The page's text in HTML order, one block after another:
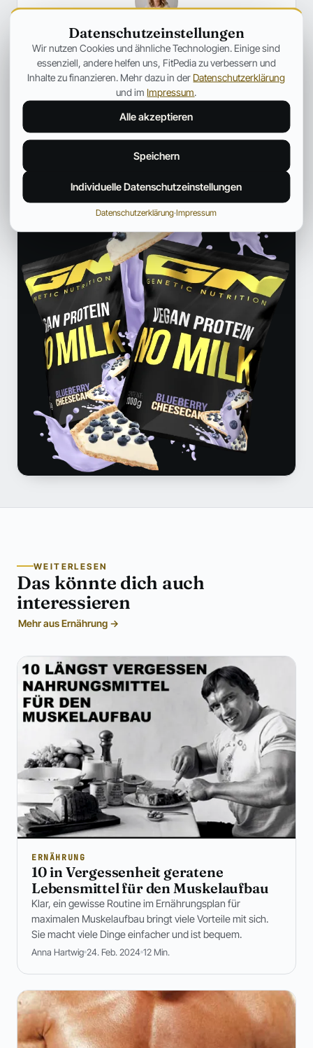
Anna Hartwig
HEILPRAKTIKERIN FÜR FRAUENGESUNDHEIT
Heilpraktikerin mit Schwerpunkt auf ganzheitlicher
Frauengesundheit und hormoneller Balance. Begleitet Frauen
dabei, ihr Wohlbefinden mit natürlichen, individuellen und
fundierten Ansätzen nachhaltig zu verbessern.
Profil und weitere Beiträge →
WEITERLESEN
Das könnte dich auch
interessieren
Mehr aus Ernährung →
ERNÄHRUNG
10 in Vergessenheit geratene
Lebensmittel für den Muskelaufbau
Klar, ein gewisse Routine im Ernährungsplan für
maximalen Muskelaufbau bringt viele Vorteile mit sich.
Sie macht viele Dinge einfacher und ist bequem.
Anna Hartwig 24. Feb. 2024 12 Min.
Datenschutzeinstellungen
Wir nutzen Cookies und ähnliche Technologien. Einige sind
essenziell, andere helfen uns, FitPedia zu verbessern und
Inhalte zu finanzieren. Mehr dazu in der Datenschutzerklärung
und im Impressum
Alle akzeptieren
Speichern
Individuelle Datenschutzeinstellungen
Datenschutzerklärung·Impressum